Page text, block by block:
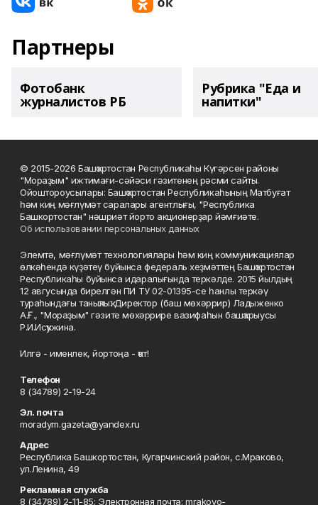
Партнеры
Фотобанк
журналистов РБ
Рубрика "Еда и
напитки"
© 2015-2026 Башҡортостан Республикаһы Күгәрсен районы
"Мораҙым" ижтимағи-сәйәси гәзитенең рәсми сайты.
Ойоштороусылары: Башҡортостан Республикаһының Матбуғат
һәм киң мәғлүмәт саралары агентлығы, "Республика
Башкортостан" нәшриәт йорто акционерҙар йәмғиәте.
Об использовании персональных данных
Элемтә, мәғлүмәт технологиялары һәм киң коммуникациялар
өлкәһендә күҙәтеү буйынса федераль хеҙмәттең Башҡортостан
Республикаһы буйынса идаралығында теркәлде. 2015 йылдың
12 авгусында бирелгән ПИ ТУ 02-01395-се һанлы теркәү
тураһындағы таныҡлыҡ. Директор (баш мөхәррир) Ладыженко
А.Ғ., "Мораҙым" гәзите мөхәррире вазифаһын башҡарыусы
Р.И.Исҡужина.
Илгә - именлек, йортоңа - ҡот!
Телефон
8 (34789) 2-19-24
Эл. почта
moradym.gazeta@yandex.ru
Адрес
Республика Башкортостан, Кугарчинский район, с.Мраково,
ул.Ленина, 49
Рекламная служба
8 (34789) 2-11-85; Электронная почта: mrakovo-